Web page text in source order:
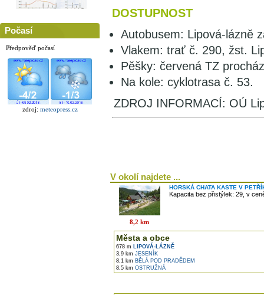
Počasí
Předpověď počasí
zdroj: meteopress.cz
DOSTUPNOST
Autobusem: Lipová-lázně
Vlakem: trať č. 290, žst.
Pěšky: červená TZ
Na kole: cyklotrasa č. 53.
ZDROJ INFORMACÍ: OÚ
V okolí najdete ...
8,2 km
HORSKÁ CHATA KASTE V
Kapacita bez přistýlek: 29, v
Města a obce
678 m LIPOVÁ-LÁZNĚ
3,9 km JESENÍK
8,1 km BĚLÁ POD PRADĚDEM
8,5 km OSTRUŽNÁ